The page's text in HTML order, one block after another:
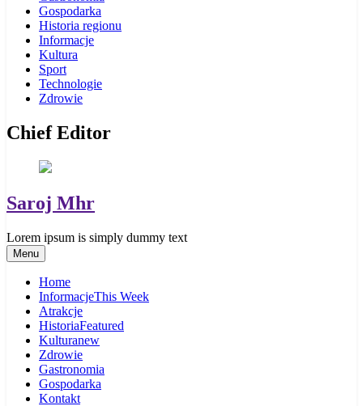
Gospodarka
Historia regionu
Informacje
Kultura
Sport
Technologie
Zdrowie
Chief Editor
Saroj Mhr
Lorem ipsum is simply dummy text
Menu
Home
InformacjeThis Week
Atrakcje
HistoriaFeatured
Kulturanew
Zdrowie
Gastronomia
Gospodarka
Kontakt